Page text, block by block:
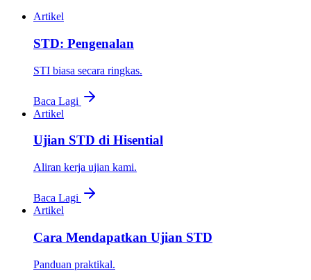
Artikel
STD: Pengenalan
STI biasa secara ringkas.
Baca Lagi
Artikel
Ujian STD di Hisential
Aliran kerja ujian kami.
Baca Lagi
Artikel
Cara Mendapatkan Ujian STD
Panduan praktikal.